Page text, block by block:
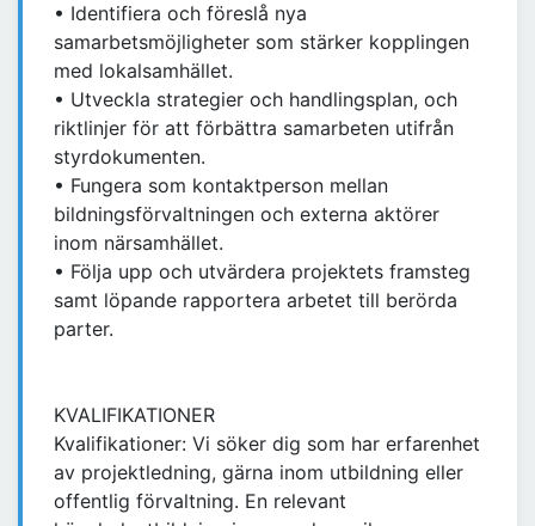
• Identifiera och föreslå nya
samarbetsmöjligheter som stärker kopplingen
med lokalsamhället.
• Utveckla strategier och handlingsplan, och
riktlinjer för att förbättra samarbeten utifrån
styrdokumenten.
• Fungera som kontaktperson mellan
bildningsförvaltningen och externa aktörer
inom närsamhället.
• Följa upp och utvärdera projektets framsteg
samt löpande rapportera arbetet till berörda
parter.
KVALIFIKATIONER
Kvalifikationer: Vi söker dig som har erfarenhet
av projektledning, gärna inom utbildning eller
offentlig förvaltning. En relevant